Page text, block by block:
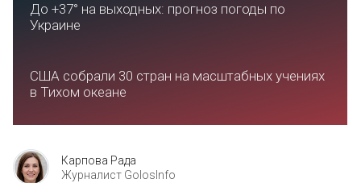
До +37° на выходных: прогноз погоды по
Украине
США собрали 30 стран на масштабных учениях
в Тихом океане
Карпова Рада
Журналист GolosInfo